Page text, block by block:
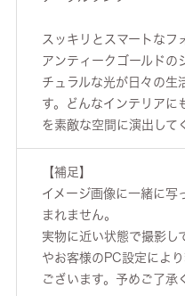
スッキリとスマートなフ
アンティークゴールドの
チュラルな光が日々の生
す。どんなインテリアに
を素敵な空間に演出して
【補足】
イメージ画像に一緒に写
まれません。
実物に近い状態で撮影し
やお客様のPC設定によ
ございます。予めご了承